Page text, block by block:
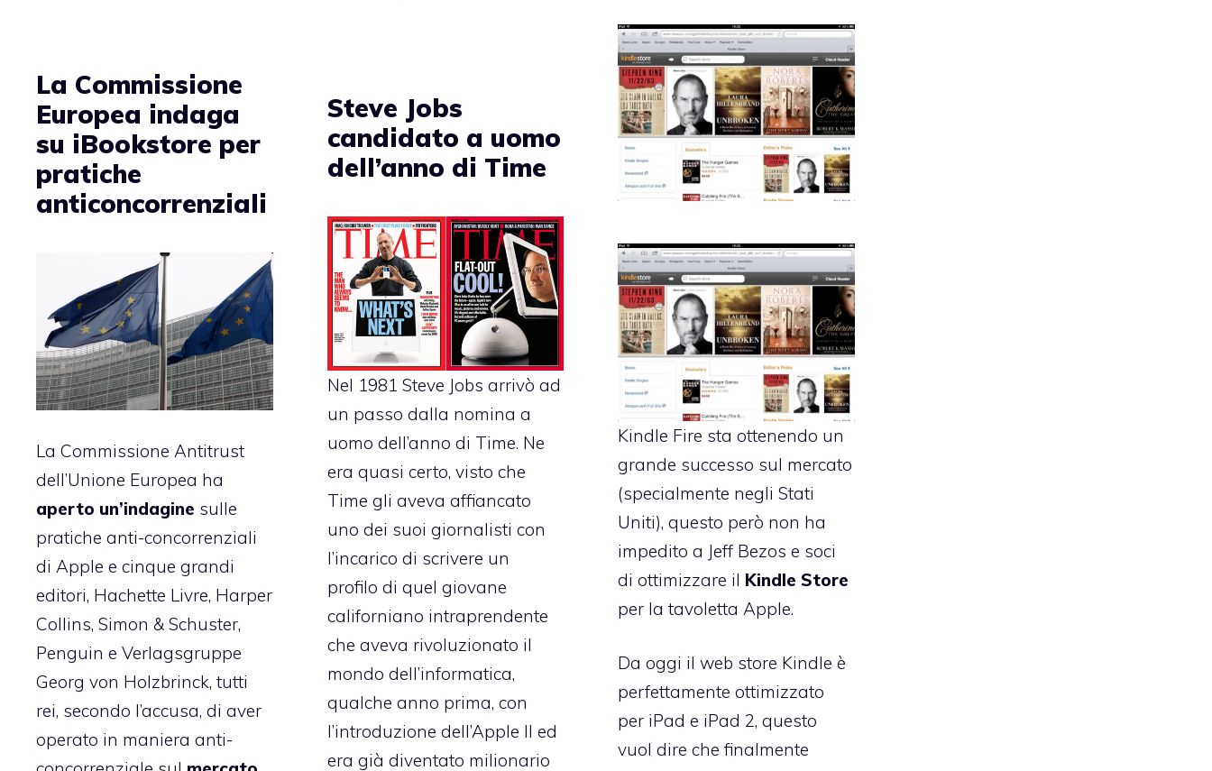
Kindle Fire sta ottenendo un
grande successo sul mercato
(specialmente negli Stati
Uniti), questo però non ha
impedito a Jeff Bezos e soci
di ottimizzare il Kindle Store
per la tavoletta Apple.
Da oggi ilweb store Kindle è
perfettamente ottimizzato
per iPad e iPad 2, questo
vuol dire che finalmente
La Commissione
Europea indaga
su iBookstore per
pratiche
anticoncorrenziali
La Commissione Antitrust
dell’Unione Europea ha
aperto un’indagine sulle
pratiche anti-concorrenziali
di Apple e cinque grandi
editori, Hachette Livre, Harper
Collins, Simon & Schuster,
Penguin e Verlagsgruppe
Georg von Holzbrinck, tutti
rei, secondo l’accusa, di aver
operato in maniera anti-
Steve Jobs
candidato a uomo
dell’anno di Time
Nel 1981 Steve Jobs arrivò ad
un passo dalla nomina a
uomo dell’anno di Time. Ne
era quasi certo, visto che
Time gli aveva affiancato
uno dei suoi giornalisti con
l’incarico di scrivere un
profilo di quel giovane
californiano intraprendente
che aveva rivoluzionato il
mondo dell’informatica,
qualche anno prima, con
l’introduzione dell’Apple II ed
era già diventato milionario